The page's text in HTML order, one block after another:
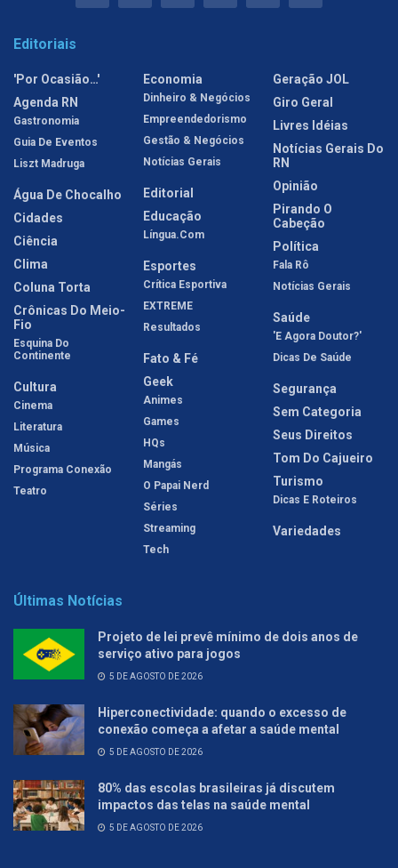
Editoriais
'Por Ocasião…'
Agenda RN
Gastronomia
Guia De Eventos
Liszt Madruga
Água De Chocalho
Cidades
Ciência
Clima
Coluna Torta
Crônicas Do Meio-
Fio
Esquina Do
Continente
Cultura
Cinema
Literatura
Música
Programa Conexão
Teatro
Economia
Dinheiro & Negócios
Empreendedorismo
Gestão & Negócios
Notícias Gerais
Editorial
Educação
Língua.com
Esportes
Crítica Esportiva
EXTREME
Resultados
Fato & Fé
Geek
Animes
Games
HQs
Mangás
O Papai Nerd
Séries
Streaming
Tech
Geração JOL
Giro Geral
Livres Idéias
Notícias Gerais Do
RN
Opinião
Pirando O
Cabeção
Política
Fala Rô
Notícias Gerais
Saúde
'E Agora Doutor?'
Dicas De Saúde
Segurança
Sem Categoria
Seus Direitos
Tom Do Cajueiro
Turismo
Dicas E Roteiros
Variedades
Últimas Notícias
Projeto de lei prevê mínimo de dois anos de
serviço ativo para jogos
5 DE AGOSTO DE 2026
Hiperconectividade: quando o excesso de
conexão começa a afetar a saúde mental
5 DE AGOSTO DE 2026
80% das escolas brasileiras já discutem
impactos das telas na saúde mental
5 DE AGOSTO DE 2026